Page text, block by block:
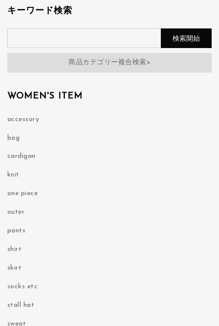
キーワード検索
商品カテゴリー複合検索>
WOMEN'S ITEM
accessory
bag
cardigan
knit
one piece
outer
pants
shirt
skirt
socks etc
stall hat
sweat